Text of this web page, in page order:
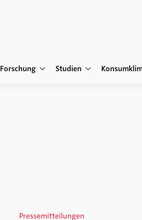
Forschung Studien
Pressemitteilungen